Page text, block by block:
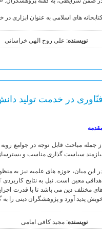
های اسلامی به عنوان ابزاری
نویسنده: علی روح الهی خراسانی
فنّاوری در خدمت تولید
سیاست گذاری مناسب و
این میان، حوزه های علمیه نیز به
مختلف دین می باشد تا با قدرت
پدید آورد و پژوهشگران دینی را به
نویسنده: مجید کافی امامی